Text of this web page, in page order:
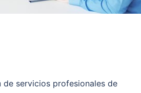
servicios profesionales de